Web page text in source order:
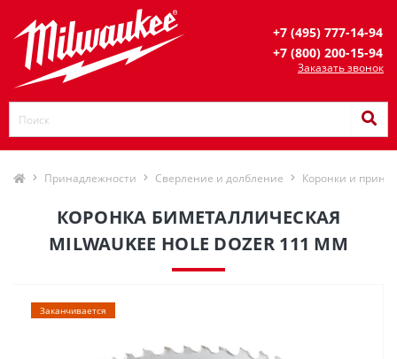
+7 (495) 777-14-94
+7 (800) 200-15-94
Заказать звонок
Принадлежности Сверление и долбление Коронки и
КОРОНКА БИМЕТАЛЛИЧЕСКАЯ
MILWAUKEE HOLE DOZER 111 ММ
Заканчивается